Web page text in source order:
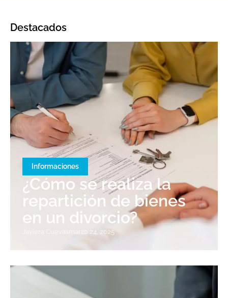
Destacados
Informaciones
¿Cómo se realiza la
repartición de bienes
en un divorcio?
Javiera Cuevas marzo 24, 2025